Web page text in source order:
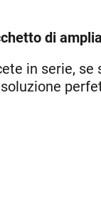
di
in serie,